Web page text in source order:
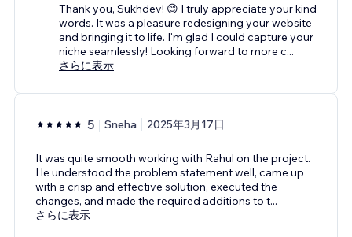
Thank you, Sukhdev! 😊 I truly appreciate your kind
words. It was a pleasure redesigning your website
and bringing it to life. I'm glad I could capture your
niche seamlessly! Looking forward to more c...
さらに表示
5 Sneha 2025年3月17日
It was quite smooth working with Rahul on the project.
He understood the problem statement well, came up
with a crisp and effective solution, executed the
changes, and made the required additions to t...
さらに表示